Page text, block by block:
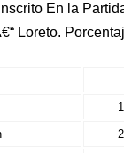
En la
Loreto.